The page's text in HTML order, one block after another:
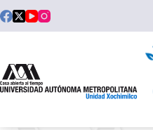
al
contenido